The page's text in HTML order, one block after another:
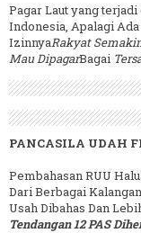
Pagar Laut yang
Indonesia, Apalagi
IzinnyaRakyat
Mau DipagarBagai
PANCASILA UDAH
Pembahasan RUU
Dari Berbagai
Usah Dibahas Dan
Tendangan 12 PAS